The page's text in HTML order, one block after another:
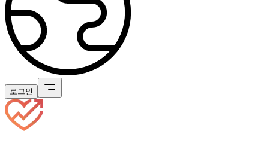
로그인